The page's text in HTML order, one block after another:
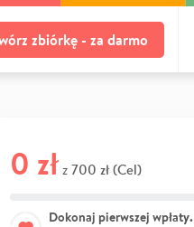
zbiórkę - za darmo
0 zł z 700 zł (Cel)
Dokonaj pierwszej wpłaty.